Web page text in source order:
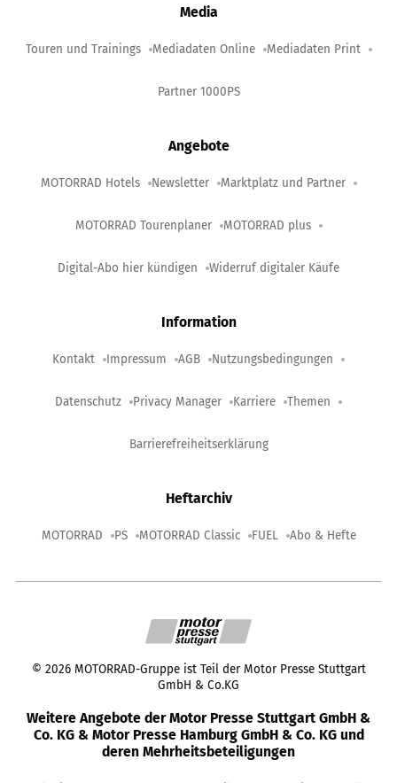
Media
Touren und Trainings Mediadaten Online Mediadaten Print
Partner 1000PS
Angebote
MOTORRAD Hotels Newsletter Marktplatz und Partner
MOTORRAD Tourenplaner MOTORRAD plus
Digital-Abo hier kündigen Widerruf digitaler Käufe
Information
Kontakt Impressum AGB Nutzungsbedingungen
Datenschutz Privacy Manager Karriere Themen
Barrierefreiheitserklärung
Heftarchiv
MOTORRAD PS MOTORRAD Classic FUEL Abo & Hefte
© 2026 MOTORRAD-Gruppe ist Teil der Motor Presse Stuttgart
GmbH & Co.KG
Weitere Angebote der Motor Presse Stuttgart GmbH &
Co. KG & Motor Presse Hamburg GmbH & Co. KG und
deren Mehrheitsbeteiligungen